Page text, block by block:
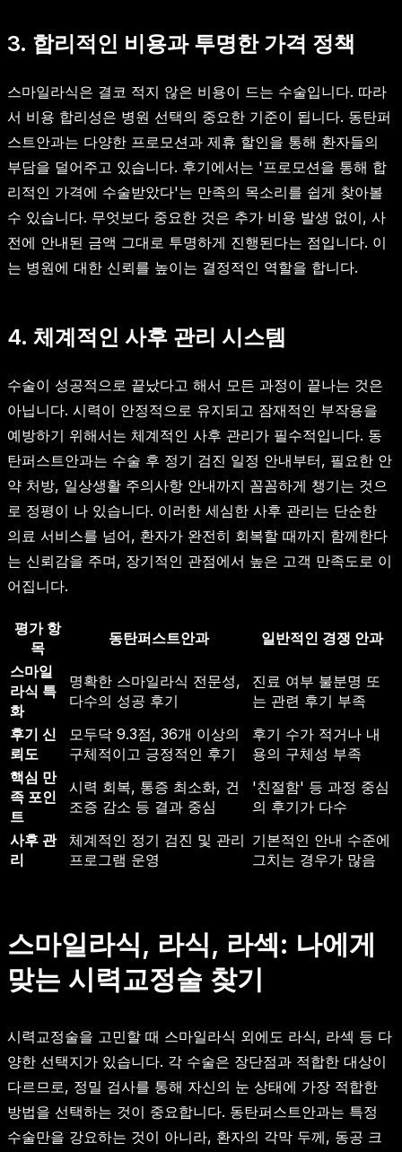
3. 합리적인 비용과 투명한 가격 정책
스마일라식은 결코 적지 않은 비용이 드는 수술입니다. 따라
서 비용 합리성은 병원 선택의 중요한 기준이 됩니다. 동탄퍼
스트안과는 다양한 프로모션과 제휴 할인을 통해 환자들의
부담을 덜어주고 있습니다. 후기에서는 '프로모션을 통해 합
리적인 가격에 수술받았다'는 만족의 목소리를 쉽게 찾아볼
수 있습니다. 무엇보다 중요한 것은 추가 비용 발생 없이, 사
전에 안내된 금액 그대로 투명하게 진행된다는 점입니다. 이
는 병원에 대한 신뢰를 높이는 결정적인 역할을 합니다.
4. 체계적인 사후 관리 시스템
수술이 성공적으로 끝났다고 해서 모든 과정이 끝나는 것은
아닙니다. 시력이 안정적으로 유지되고 잠재적인 부작용을
예방하기 위해서는 체계적인 사후 관리가 필수적입니다. 동
탄퍼스트안과는 수술 후 정기 검진 일정 안내부터, 필요한 안
약 처방, 일상생활 주의사항 안내까지 꼼꼼하게 챙기는 것으
로 정평이 나 있습니다. 이러한 세심한 사후 관리는 단순한
의료 서비스를 넘어, 환자가 완전히 회복할 때까지 함께한다
는 신뢰감을 주며, 장기적인 관점에서 높은 고객 만족도로 이
어집니다.
평가 항
목
동탄퍼스트안과
일반적인 경쟁 안과
스마일
라식 특
화
명확한 스마일라식 전문성,
다수의 성공 후기
진료 여부 불분명 또
는 관련 후기 부족
후기 신
뢰도
모두닥 9.3점, 36개 이상의
구체적이고 긍정적인 후기
후기 수가 적거나 내
용의 구체성 부족
핵심 만
족 포인
트
시력 회복, 통증 최소화, 건
조증 감소 등 결과 중심
'친절함' 등 과정 중심
의 후기가 다수
사후 관
리
체계적인 정기 검진 및 관리
프로그램 운영
기본적인 안내 수준에
그치는 경우가 많음
스마일라식, 라식, 라섹: 나에게
맞는 시력교정술 찾기
시력교정술을 고민할 때 스마일라식 외에도 라식, 라섹 등 다
양한 선택지가 있습니다. 각 수술은 장단점과 적합한 대상이
다르므로, 정밀 검사를 통해 자신의 눈 상태에 가장 적합한
방법을 선택하는 것이 중요합니다. 동탄퍼스트안과는 특정
수술만을 강요하는 것이 아니라, 환자의 각막 두께, 동공 크